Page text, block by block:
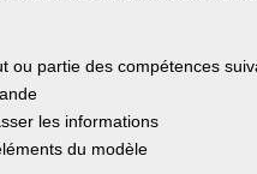
ou partie des compétences
les informations
du modèle